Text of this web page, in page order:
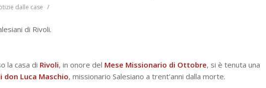
dalle case /
di Rivoli.
la casa di Rivoli, in onore del Mese Missionario di Ottobre, si è tenuta una
Luca Maschio, missionario Salesiano a trent’anni dalla morte.